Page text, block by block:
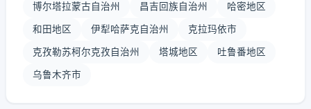
博尔塔拉蒙古自治州 昌吉回族自治州 哈密地区
和田地区 伊犁哈萨克自治州 克拉玛依市
克孜勒苏柯尔克孜自治州 塔城地区 吐鲁番地区
乌鲁木齐市